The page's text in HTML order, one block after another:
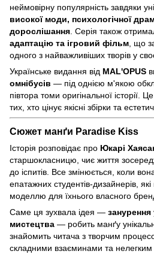
неймовірну популярність завдяки
високої моди, психологічної
дорослішання. Серія також
адаптацію та ігровий фільм, що
одного з найважливіших творів у
Українське видання від MAL'OPUS
омнібусів — під однією м'якою
півтора томи оригінальної історії.
тих, хто цінує якісні збірки та
Сюжет манґи Paradise Kiss
Історія розповідає про Юкарі
старшокласницю, чиє життя
до іспитів. Все змінюється, коли
епатажних студентів-дизайнерів,
моделлю для їхнього власного
Саме ця зухвала ідея — занурення
мистецтва — робить манґу
знайомить читача з творчим
складними взаєминами та